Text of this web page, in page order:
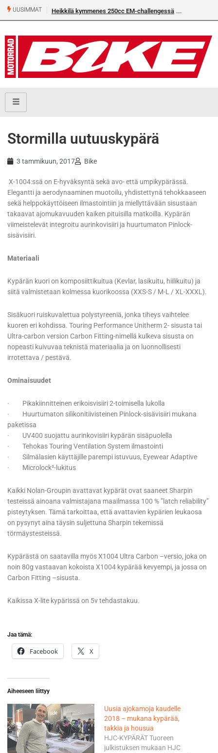
UUSIMMAT Heikkilä kymmenes 250cc EM-challengessä
Stormilla uutuuskypärä
3 tammikuun, 2017 Bike
X-1004:ssä on E-hyväksyntä sekä avo- että umpikypärässä.
Elegantti ja aerodynaaminen muotoilu, yhdistettynä tehokkaaseen
sekä helppokäyttöiseen ilmastointiin ja miellyttävään sisustaan
takaavat ajomukavuuden kaiken pituisilla matkoilla. Kypärän
viimeistelevät integroitu aurinkovisiiri ja huurtumaton Pinlock-
sisävisiiri.
Materiaali
Kypärän kuori on komposiittikuitua (Kevlar, lasikuitu, hiilikuitu) ja
siitä valmistetaan kolmessa kuorikoossa (XXS-S / M-L / XL-XXXL).
Sisäkuori ruiskuvalettua polystyreeniä, jonka tiheys vaihtelee
kuoren eri kohdissa. Touring Performance Unitherm 2- sisusta tai
Ultra-carbon version Carbon Fitting-nimellä kulkeva sisusta on
nopeasti kuivuvaa teknistä materiaalia ja on luonnollisesti
irrotettava / pestävä.
Ominaisuudet
· Pikakiinnitteinen erikoisvisiiri 2-toimisella lukolla
· Huurtumaton silikonitiivisteinen Pinlock-sisävisiiri mukana
paketissa
· UV400 suojattu aurinkovisiiri kypärän sisäpuolella
· Tehokas Touring Ventilation System ilmastointi
· Silmälasien käyttäjille parempi istuvuus, Eyewear Adaptive
· Microlock²-lukitus
Kaikki Nolan-Groupin avattavat kypärät ovat saaneet Sharpin
testeissä ainoana valmistajana maailmassa 100 % ”latch reliability”
pisteytyksen. Tämä tarkoittaa, että avattavien kypärien leukaosa
on pysynyt aina täysin suljettuna Sharpin tekemissä
törmäystesteissä.
Kypärästä on saatavilla myös X1004 Ultra Carbon –versio, joka on
noin 80g vastaavan kokoista X1004 kypärää kevyempi, ja jossa on
Carbon Fitting –sisusta.
Kaikissa X-lite kypärissä on 5v tehdastakuu.
Jaa tämä:
Facebook X
Aiheeseen liittyy
Uusia ajokamoja kaudelle
2018 – mukana kypärää,
takkia ja housua
HJC-KYPÄRÄT Tuoreen
julkistuksen mukaan HJC